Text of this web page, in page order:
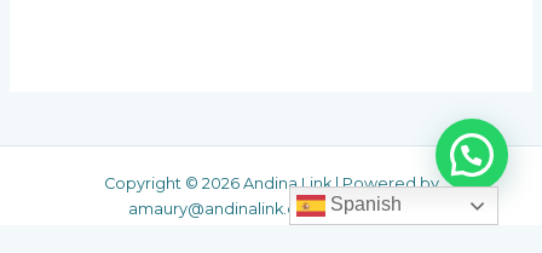
Copyright © 2026 Andina Link | Powered by
amaury@andinalink.com Andina Link
Spanish